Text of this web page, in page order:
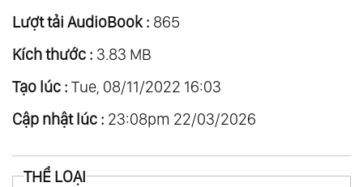
Lượt tải AudioBook : 865
Kích thước : 3.83 MB
Tạo lúc : Tue, 08/11/2022 16:03
Cập nhật lúc : 23:08pm 22/03/2026
THỂ LOẠI